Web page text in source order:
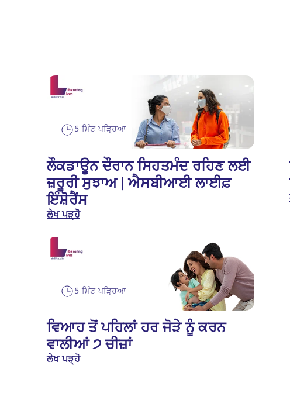
5 ਮਿੰਟ ਪੜ੍ਹਿਆ
ਲੌਕਡਾਊਨ ਦੌਰਾਨ ਸਿਹਤਮੰਦ ਰਹਿਣ ਲਈ
ਜ਼ਰੂਰੀ ਸੁਝਾਅ | ਐਸਬੀਆਈ ਲਾਈਫ਼
ਇੰਸ਼ੋਰੈਂਸ
ਲੇਖ ਪੜ੍ਹੋ
5 ਮਿੰਟ ਪੜ੍ਹਿਆ
ਵਿਆਹ ਤੋਂ ਪਹਿਲਾਂ ਹਰ ਜੋੜੇ ਨੂੰ ਕਰਨ
ਵਾਲੀਆਂ ੭ ਚੀਜ਼ਾਂ
ਲੇਖ ਪੜ੍ਹੋ